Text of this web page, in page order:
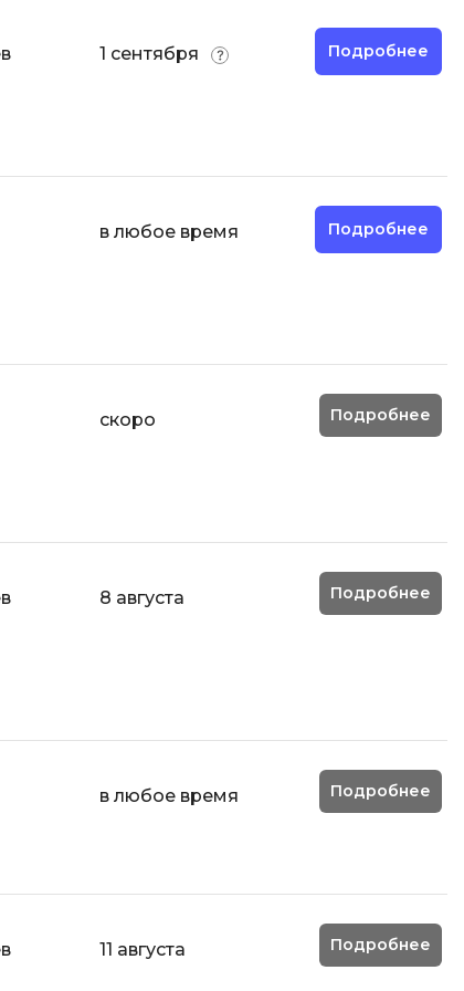
1 сентября Подробнее
в любое время Подробнее
скоро Подробнее
8 августа Подробнее
в любое время Подробнее
11 августа Подробнее